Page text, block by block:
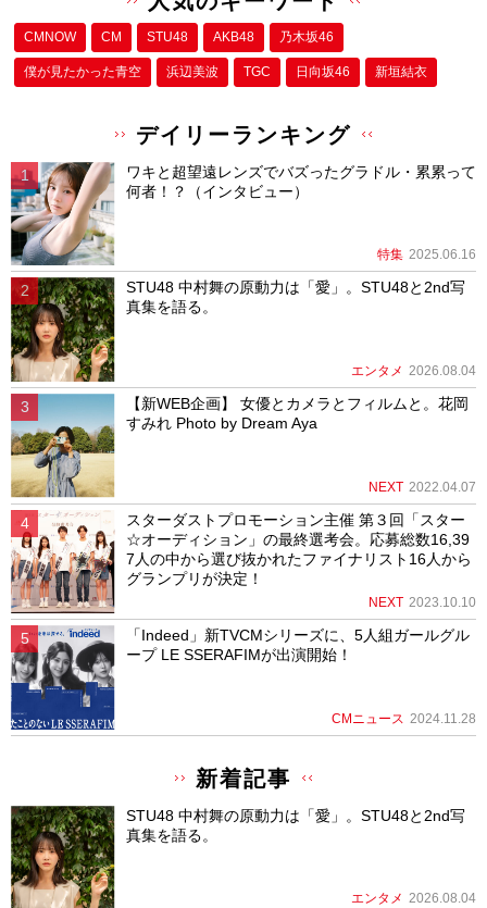
CMNOW CM STU48 AKB48 乃木坂46
僕が⾒たかった⻘空 浜辺美波 TGC 日向坂46 新垣結衣
デイリーランキング
ワキと超望遠レンズでバズったグラドル・累累って
何者！？（インタビュー）
特集 2025.06.16
STU48 中村舞の原動力は「愛」。STU48と2nd写
真集を語る。
エンタメ 2026.08.04
【新WEB企画】 女優とカメラとフィルムと。花岡
すみれ Photo by Dream Aya
NEXT 2022.04.07
スターダストプロモーション主催 第３回「スター
☆オーディション」の最終選考会。応募総数16,39
7人の中から選び抜かれたファイナリスト16人から
グランプリが決定！
NEXT 2023.10.10
「Indeed」新TVCMシリーズに、5人組ガールグル
ープ LE SSERAFIMが出演開始！
CMニュース 2024.11.28
新着記事
STU48 中村舞の原動力は「愛」。STU48と2nd写
真集を語る。
エンタメ 2026.08.04